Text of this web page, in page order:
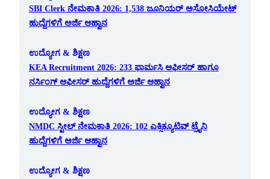
SBI Clerk ನೇಮಕಾತಿ 2026: 1,538 ಜೂನಿಯರ್ ಅಸೋಸಿಯೇಟ್
ಹುದ್ದೆಗಳಿಗೆ ಅರ್ಜಿ ಆಹ್ವಾನ
ಉದ್ಯೋಗ & ಶಿಕ್ಷಣ
KEA Recruitment 2026: 233 ಫಾರ್ಮಸಿ ಆಫೀಸರ್ ಹಾಗೂ
ನರ್ಸಿಂಗ್ ಆಫೀಸರ್ ಹುದ್ದೆಗಳಿಗೆ ಅರ್ಜಿ ಆಹ್ವಾನ
ಉದ್ಯೋಗ & ಶಿಕ್ಷಣ
NMDC ಸ್ಟೀಲ್ ನೇಮಕಾತಿ 2026: 102 ಎಕ್ಸಿಕ್ಯೂಟಿವ್ ಟ್ರೈನಿ
ಹುದ್ದೆಗಳಿಗೆ ಅರ್ಜಿ ಆಹ್ವಾನ
ಉದ್ಯೋಗ & ಶಿಕ್ಷಣ